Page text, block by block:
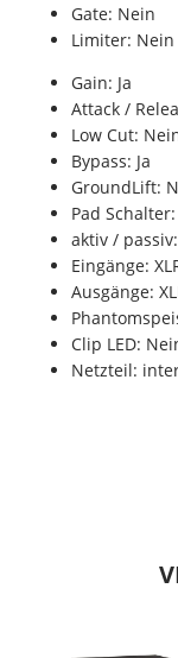
Gate: Nein
Limiter: Nein
Gain: Ja
Attack /
Low Cut:
Bypass: Ja
GroundLift:
Pad
aktiv /
Eingänge:
Ausgänge:
Clip LED:
Netzteil: